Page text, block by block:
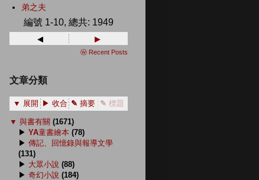
弟之夫
編號 1-10, 總共: 1949
◂ ▸
ⓦ Recent Posts
文章分類
▼ 展開 ▶ 收合 ✎ 摘要 ✎ 標題
▼ 與書有關 (1671)
▶ YA童書繪本 (78)
▶ 傳記、回憶錄與報導文學
(131)
▶ 大眾小說 (88)
▶ 奇幻小說 (184)